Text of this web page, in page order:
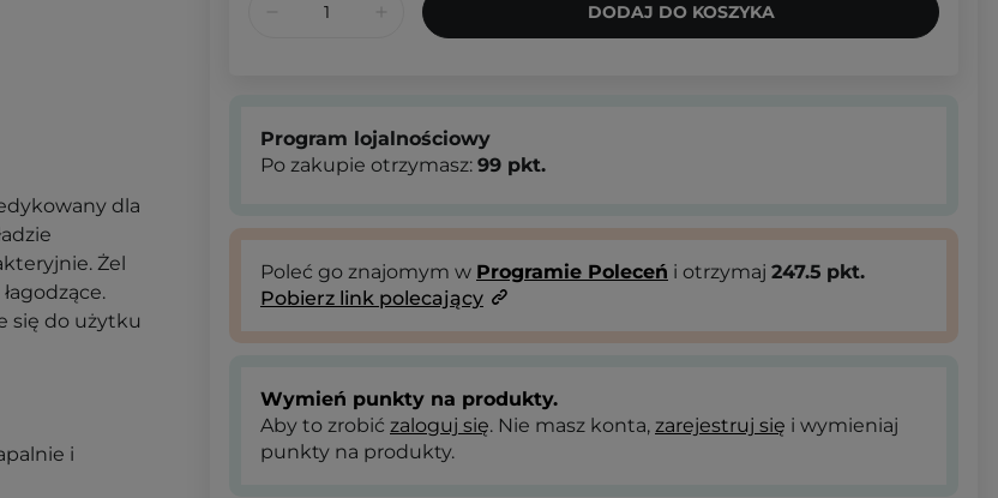
dla
Żel
się do użytku
i
DODAJ DO KOSZYKA
Program lojalnościowy
Po zakupie otrzymasz: 99 pkt.
Poleć go znajomym w Programie Poleceń i otrzymaj 247.5 pkt.
Pobierz link polecający
Wymień punkty na produkty.
Aby to zrobić zaloguj się. Nie masz konta, zarejestruj się i wymieniaj
punkty na produkty.